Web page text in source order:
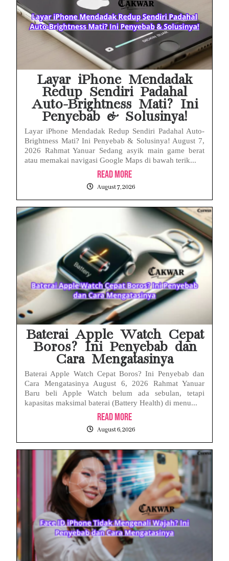
Layar iPhone Mendadak
Redup Sendiri Padahal
Auto-Brightness Mati? Ini
Penyebab & Solusinya!
Layar iPhone Mendadak Redup Sendiri Padahal Auto-
Brightness Mati? Ini Penyebab & Solusinya! August 7,
2026 Rahmat Yanuar Sedang asyik main game berat
atau memakai navigasi Google Maps di bawah terik...
Read More
August 7, 2026
Baterai Apple Watch Cepat
Boros? Ini Penyebab dan
Cara Mengatasinya
Baterai Apple Watch Cepat Boros? Ini Penyebab dan
Cara Mengatasinya August 6, 2026 Rahmat Yanuar
Baru beli Apple Watch belum ada sebulan, tetapi
kapasitas maksimal baterai (Battery Health) di menu...
Read More
August 6, 2026